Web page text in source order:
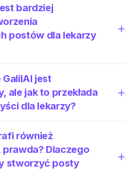
bardziej
postów dla lekarzy
GalilAI jest
ale jak to przekłada
dla lekarzy?
również
Dlaczego
stworzyć posty